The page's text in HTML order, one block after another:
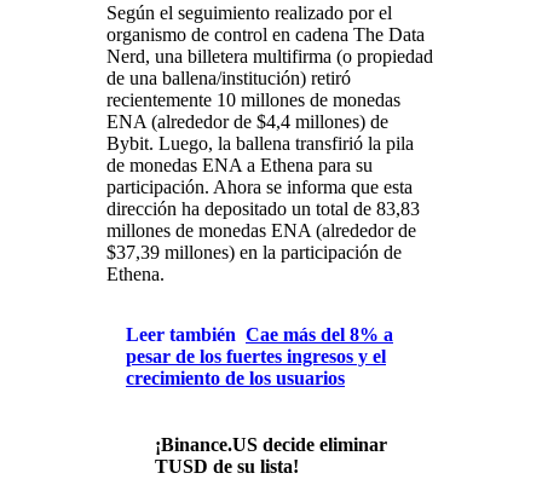
Según el seguimiento realizado por el
organismo de control en cadena The Data
Nerd, una billetera multifirma (o propiedad
de una ballena/institución) retiró
recientemente 10 millones de monedas
ENA (alrededor de $4,4 millones) de
Bybit. Luego, la ballena transfirió la pila
de monedas ENA a Ethena para su
participación. Ahora se informa que esta
dirección ha depositado un total de 83,83
millones de monedas ENA (alrededor de
$37,39 millones) en la participación de
Ethena.
Leer también Cae más del 8% a
pesar de los fuertes ingresos y el
crecimiento de los usuarios
¡Binance.US decide eliminar
TUSD de su lista!